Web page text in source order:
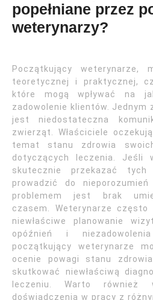
popełniane przez
weterynarzy?
Początkujący weterynarze,
teoretycznej i praktycznej,
które mogą wpływać na
zadowolenie klientów. Jednym
jest niedostateczna
zwierząt. Właściciele
temat stanu zdrowia
dotyczących leczenia. Jeśli
skutecznie przekazać
prowadzić do
problemem jest brak
czasem. Weterynarze
niewłaściwe planowanie
opóźnień i
początkujący weterynarze
ocenie powagi stanu
skutkować niewłaściwą
leczeniu. Warto również
doświadczenia w pracy z